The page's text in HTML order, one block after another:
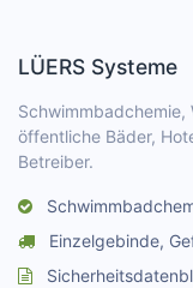
LÜERS Systeme
öffentliche Bäder,
Betreiber.
Einzelgebinde,